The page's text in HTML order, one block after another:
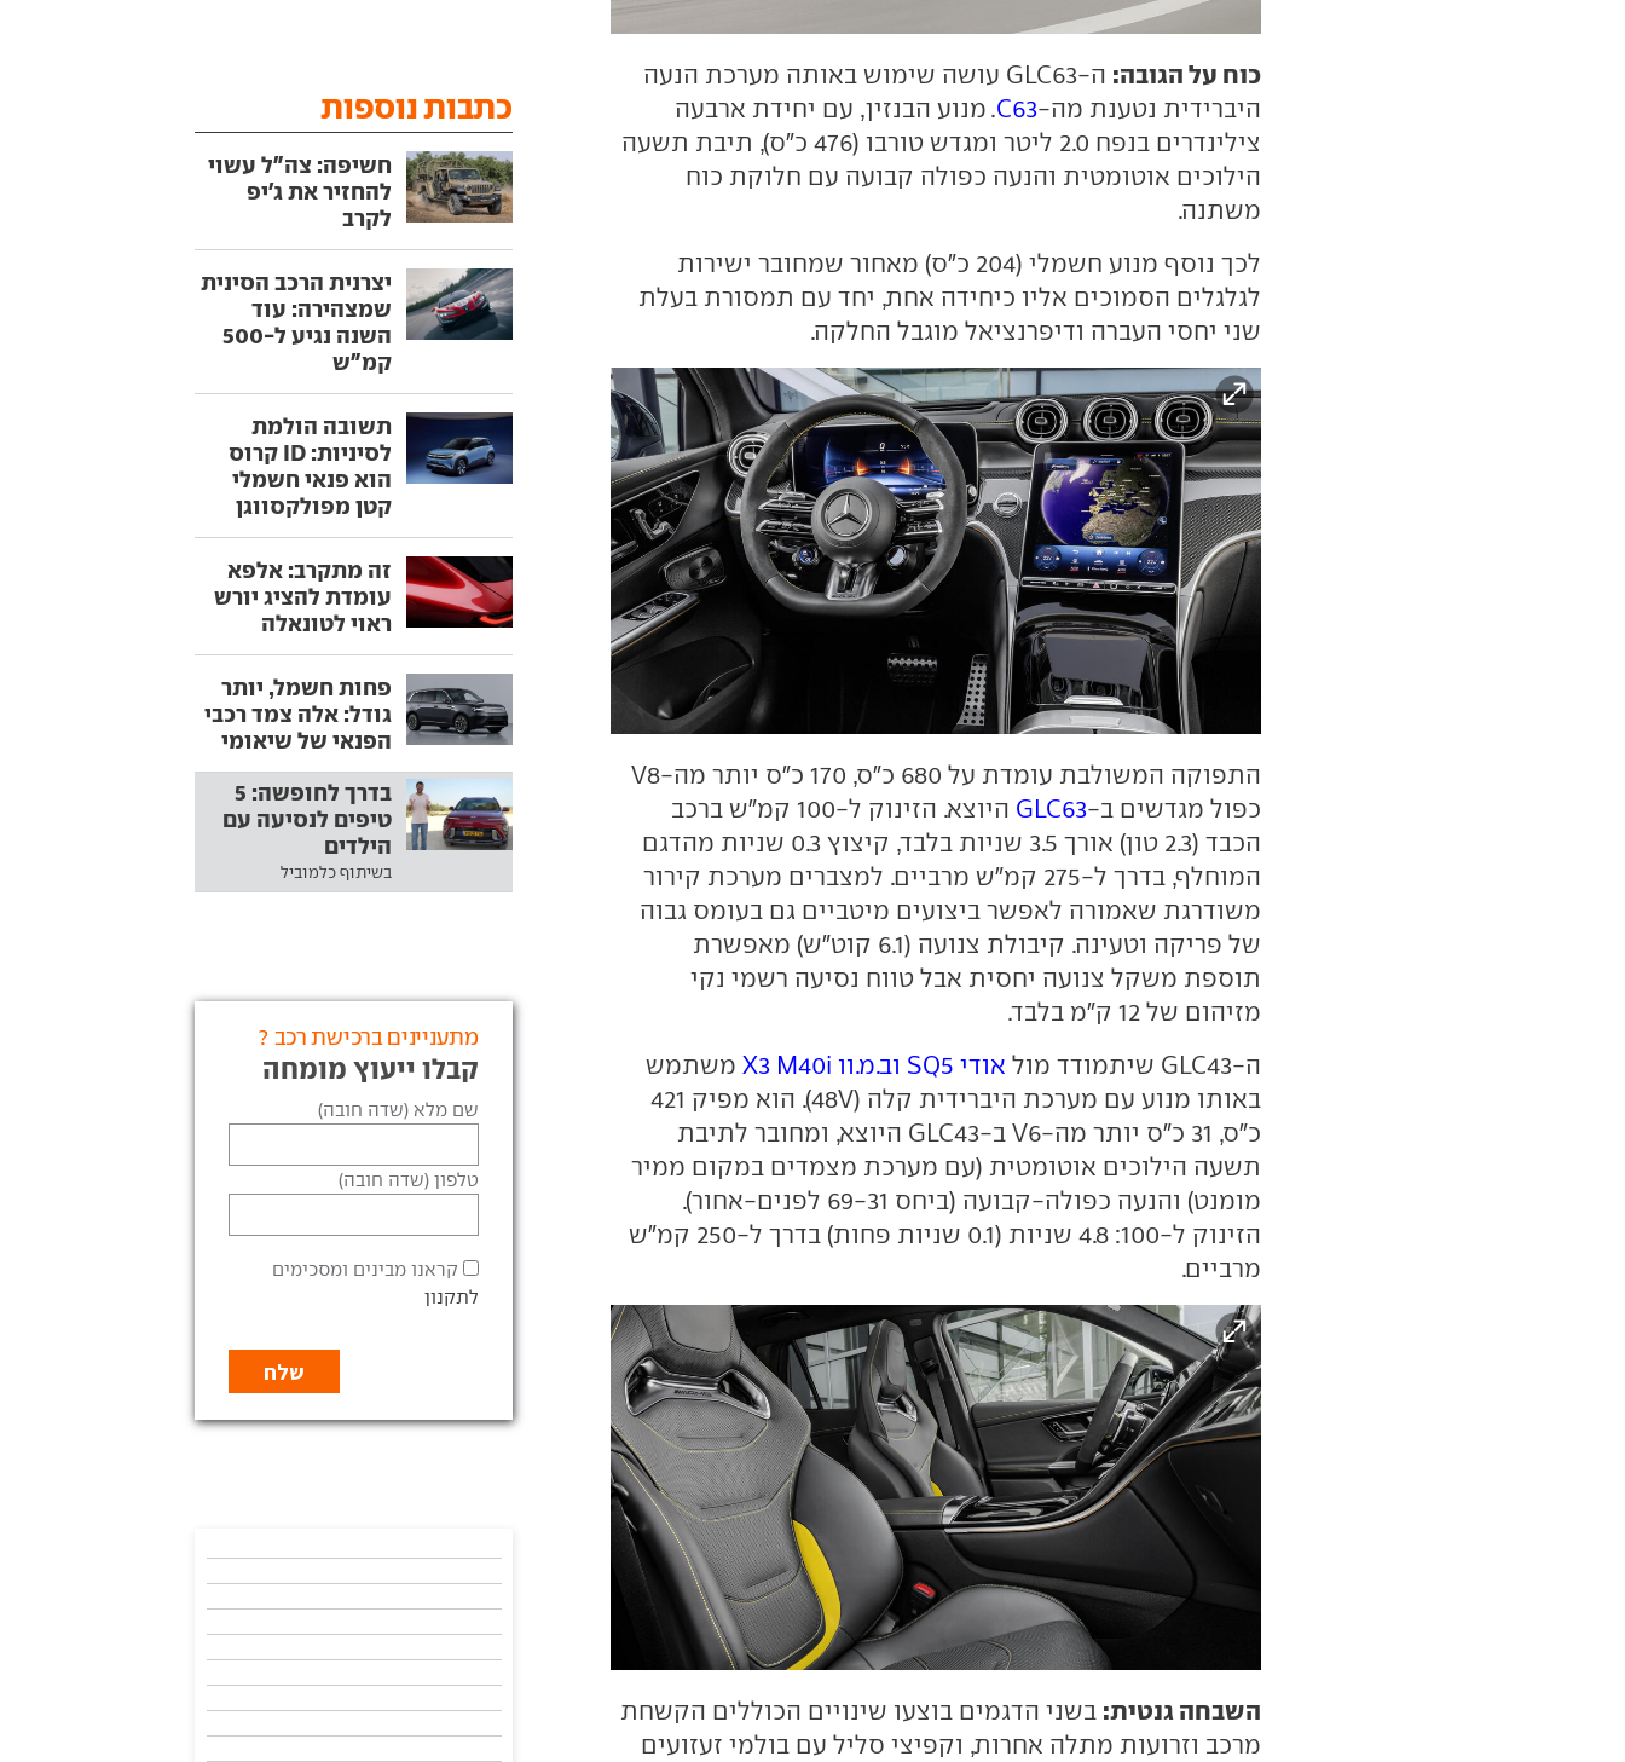
כוח על הגובה:
ה-GLC63 עושה שימוש באותה מערכת הנעה
היברידית נטענת מה-C63. מנוע הבנזין, עם יחידת ארבעה
צילינדרים בנפח 2.0 ליטר ומגדש טורבו (476 כ"ס), תיבת תשעה
הילוכים אוטומטית והנעה כפולה קבועה עם חלוקת כוח
משתנה.
לכך נוסף מנוע חשמלי (204 כ"ס) מאחור שמחובר ישירות
לגלגלים הסמוכים אליו כיחידה אחת, יחד עם תמסורת בעלת
שני יחסי העברה ודיפרנציאל מוגבל החלקה.
התפוקה המשולבת עומדת על 680 כ"ס, 170 כ"ס יותר מה-V8
כפול מגדשים ב-GLC63
היוצא. הזינוק ל-100 קמ"ש ברכב
הכבד (2.3 טון) אורך 3.5 שניות בלבד, קיצוץ 0.3 שניות מהדגם
המוחלף, בדרך ל-275 קמ"ש מרביים. למצברים מערכת קירור
משודרגת שאמורה לאפשר ביצועים מיטביים גם בעומס גבוה
של פריקה וטעינה. קיבולת צנועה (6.1 קוט"ש) מאפשרת
תוספת משקל צנועה יחסית אבל טווח נסיעה רשמי נקי
מזיהום של 12 ק"מ בלבד.
ה-GLC43 שיתמודד מול
אודי SQ5 וב.מ.וו X3 M40i
משתמש
באותו מנוע עם מערכת היברידית קלה (48V). הוא מפיק 421
כ"ס, 31 כ"ס יותר מה-V6 ב-GLC43 היוצא, ומחובר לתיבת
תשעה הילוכים אוטומטית (עם מערכת מצמדים במקום ממיר
מומנט) והנעה כפולה-קבועה (ביחס 69-31 לפנים-אחור).
הזינוק ל-100: 4.8 שניות (0.1 שניות פחות) בדרך ל-250 קמ"ש
מרביים.
השבחה גנטית: בשני הדגמים בוצעו שינויים הכוללים הקשחת
מרכב וזרועות מתלה אחרות, וקפיצי סליל עם בולמי זעזועים
כתבות נוספות
חשיפה: צה"ל עשוי
להחזיר את ג'יפ
לקרב
יצרנית הרכב הסינית
שמצהירה: עוד
השנה נגיע ל-500
קמ"ש
תשובה הולמת
לסיניות: ID קרוס
הוא פנאי חשמלי
קטן מפולקסווגן
זה מתקרב: אלפא
עומדת להציג יורש
ראוי לטונאלה
פחות חשמל, יותר
גודל: אלה צמד רכבי
הפנאי של שיאומי
בדרך לחופשה: 5
טיפים לנסיעה עם
הילדים
בשיתוף כלמוביל
מתעניינים ברכישת רכב ?
קבלו ייעוץ מומחה
שם מלא (שדה חובה)
טלפון (שדה חובה)
קראנו מבינים ומסכימים
לתקנון